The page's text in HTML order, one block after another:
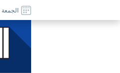
الجمعة 7 أغسطس 2026